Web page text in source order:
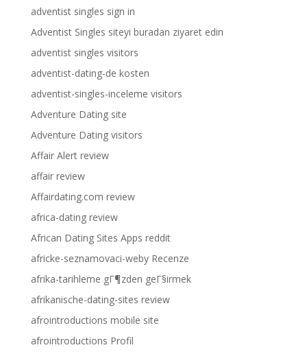
adventist singles sign in
Adventist Singles siteyi buradan ziyaret edin
adventist singles visitors
adventist-dating-de kosten
adventist-singles-inceleme visitors
Adventure Dating site
Adventure Dating visitors
Affair Alert review
affair review
Affairdating.com review
africa-dating review
African Dating Sites Apps reddit
africke-seznamovaci-weby Recenze
afrika-tarihleme gГ¶zden geГ§irmek
afrikanische-dating-sites review
afrointroductions mobile site
afrointroductions Profil